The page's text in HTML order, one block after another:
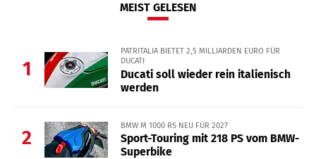
MEIST GELESEN
1
PATRITALIA BIETET 2,5 MILLIARDEN EURO FÜR
DUCATI
Ducati soll wieder rein italienisch
werden
2
BMW M 1000 RS NEU FÜR 2027
Sport-Touring mit 218 PS vom BMW-
Superbike